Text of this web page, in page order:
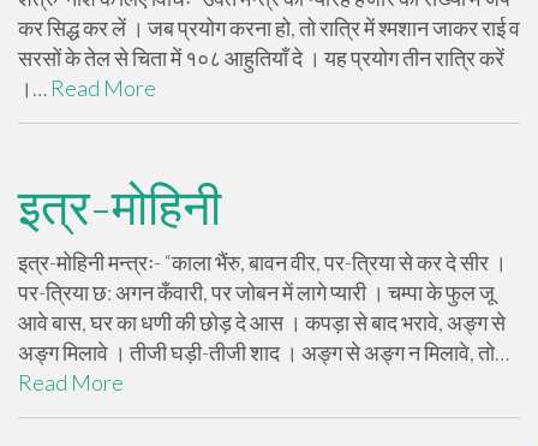
कर सिद्ध कर लें । जब प्रयोग करना हो, तो रात्रि में श्मशान जाकर राई व
सरसों के तेल से चिता में १०८ आहुतियाँ दे । यह प्रयोग तीन रात्रि करें
।… Read More
इत्र-मोहिनी
इत्र-मोहिनी मन्त्रः- “काला भैंरु, बावन वीर, पर-त्रिया से कर दे सीर ।
पर-त्रिया छ: अगन कँवारी, पर जोबन में लागे प्यारी । चम्पा के फुल जू
आवे बास, घर का धणी की छोड़ दे आस । कपड़ा से बाद भरावे, अङ्ग से
अङ्ग मिलावे । तीजी घड़ी-तीजी शाद । अङ्ग से अङ्ग न मिलावे, तो…
Read More